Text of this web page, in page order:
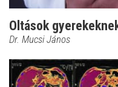
Oltások
Dr. Mucsi János